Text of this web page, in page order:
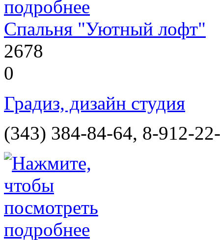
Спальня "Уютный лофт"
2678
0
Градиз, дизайн студия
(343) 384-84-64, 8-912-